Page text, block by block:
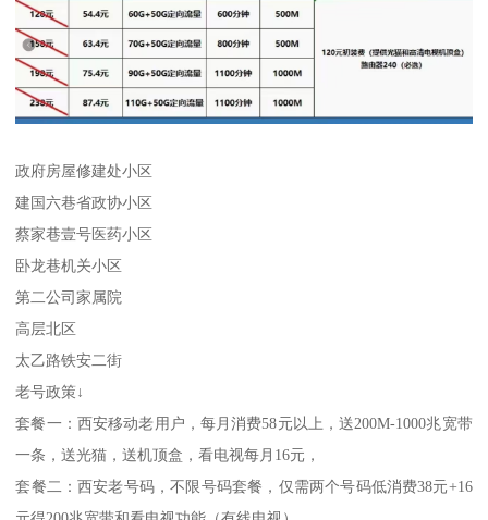
政府房屋修建处小区
建国六巷省政协小区
蔡家巷壹号医药小区
卧龙巷机关小区
第二公司家属院
高层北区
太乙路铁安二街
老号政策↓
套餐一：西安移动老用户，每月消费58元以上，送200M-1000兆宽带
一条，送光猫，送机顶盒，看电视每月16元，
套餐二：西安老号码，不限号码套餐，仅需两个号码低消费38元+16